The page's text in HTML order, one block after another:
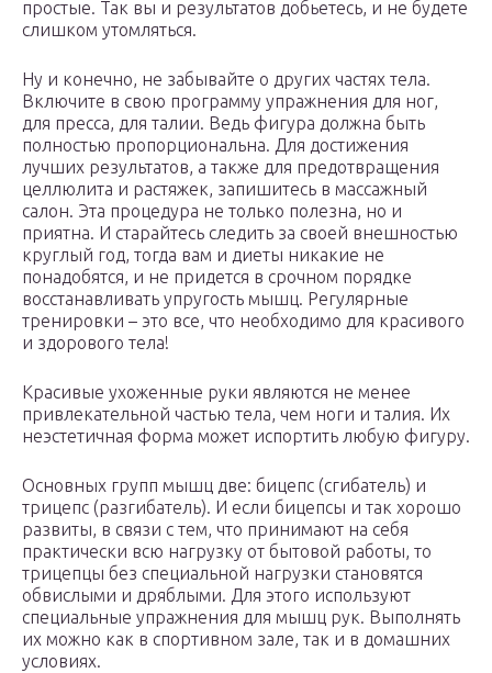
простые. Так вы и результатов добьетесь, и не будете
слишком утомляться.
Ну и конечно, не забывайте о других частях тела.
Включите в свою программу упражнения для ног,
для пресса, для талии. Ведь фигура должна быть
полностью пропорциональна. Для достижения
лучших результатов, а также для предотвращения
целлюлита и растяжек, запишитесь в массажный
салон. Эта процедура не только полезна, но и
приятна. И старайтесь следить за своей внешностью
круглый год, тогда вам и диеты никакие не
понадобятся, и не придется в срочном порядке
восстанавливать упругость мышц. Регулярные
тренировки – это все, что необходимо для красивого
и здорового тела!
Красивые ухоженные руки являются не менее
привлекательной частью тела, чем ноги и талия. Их
неэстетичная форма может испортить любую фигуру.
Основных групп мышц две: бицепс (сгибатель) и
трицепс (разгибатель). И если бицепсы и так хорошо
развиты, в связи с тем, что принимают на себя
практически всю нагрузку от бытовой работы, то
трицепцы без специальной нагрузки становятся
обвислыми и дряблыми. Для этого используют
специальные упражнения для мышц рук. Выполнять
их можно как в спортивном зале, так и в домашних
условиях.